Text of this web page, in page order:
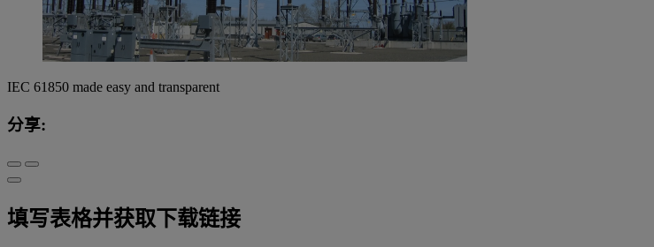
IEC 61850 made easy and transparent
分享:
填写表格并获取下载链接